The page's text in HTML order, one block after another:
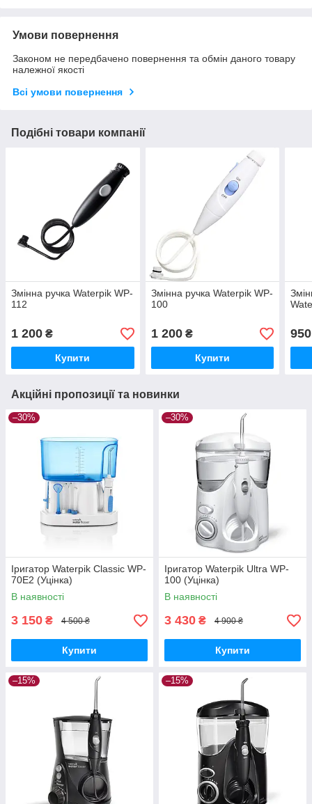
Умови повернення
Законом не передбачено повернення та обмін даного товару
належної якості
Всі умови повернення
Подібні товари компанії
Змінна ручка Waterpik WP-
112
1 200 ₴
Купити
Змінна ручка Waterpik WP-
100
1 200₴
Купити
950
Акційні пропозиції та новинки
–30%
Іригатор Waterpik Classic WP-
70Е2 (Уцінка)
В наявності
3 150 ₴ 4 500 ₴
Купити
–30%
Іригатор Waterpik Ultra WP-
100 (Уцінка)
В наявності
3 430 ₴ 4 900 ₴
Купити
–15% –15%